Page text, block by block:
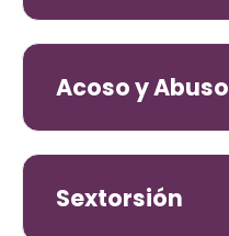
Acoso y Abuso
Sextorsión